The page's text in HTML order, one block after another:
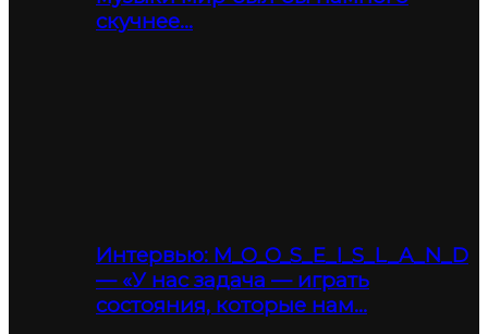
скучнее…
Интервью: M_O_O_S_E_I_S_L_A_N_D
— «У нас задача — играть
состояния, которые нам…